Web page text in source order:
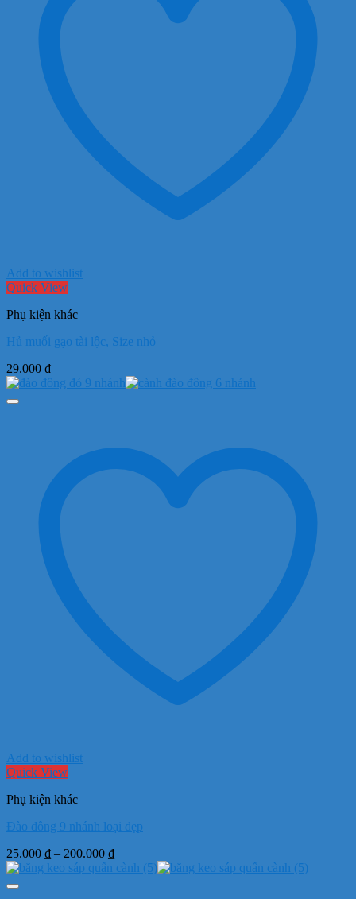
Add to wishlist
Quick View
Phụ kiện khác
Hủ muối gạo tài lộc, Size nhỏ
29.000 ₫
Add to wishlist
Quick View
Phụ kiện khác
Đào đông 9 nhánh loại đẹp
25.000 ₫ – 200.000 ₫Khoảng
giá: